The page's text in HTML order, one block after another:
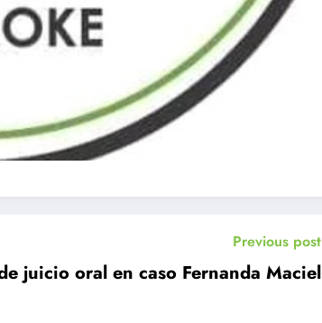
Previous post
juicio oral en caso Fernanda Maciel